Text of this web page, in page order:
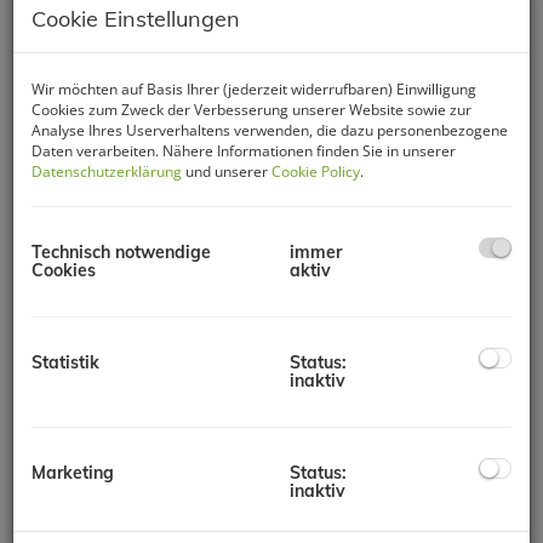
Neuhodis im wunderschönen Burgenland! Dieses
Einfamilienhaus bietet Ihnen auf großzügigen ca. 117 m²
was Sie für ein komfortables und entspanntes Leben
Cookie Einstellungen
Wir möchten auf Basis Ihrer (jederzeit widerrufbaren) Einwilligung
Cookies zum Zweck der Verbesserung unserer Website sowie zur
Analyse Ihres Userverhaltens verwenden, die dazu personenbezogene
Daten verarbeiten. Nähere Informationen finden Sie in unserer
Datenschutzerklärung und unsererCookie Policy.
Technisch notwendige
Cookies
immer
aktiv
Statistik
Status:
inaktiv
Marketing
Status:
inaktiv